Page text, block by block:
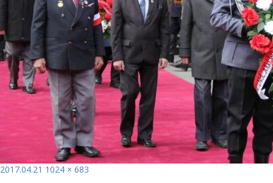
Opublikowano
2017.04.21 Pełny
1024 × 683